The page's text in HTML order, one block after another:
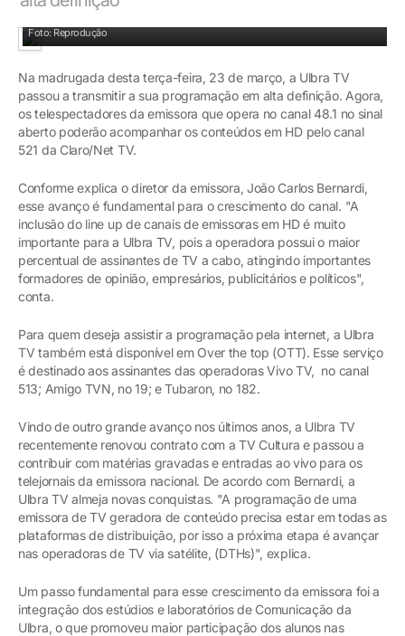
Foto: Reprodução
Na madrugada desta terça-feira, 23 de março, a Ulbra TV
passou a transmitir a sua programação em alta definição. Agora,
os telespectadores da emissora que opera no canal 48.1 no sinal
aberto poderão acompanhar os conteúdos em HD pelo canal
521 da Claro/Net TV.
Conforme explica o diretor da emissora, João Carlos Bernardi,
esse avanço é fundamental para o crescimento do canal. "A
inclusão do line up de canais de emissoras em HD é muito
importante para a Ulbra TV, pois a operadora possui o maior
percentual de assinantes de TV a cabo, atingindo importantes
formadores de opinião, empresários, publicitários e políticos",
conta.
Para quem deseja assistir a programação pela internet, a Ulbra
TV também está disponível em Over the top (OTT). Esse serviço
é destinado aos assinantes das operadoras Vivo TV, no canal
513; Amigo TVN, no 19; e Tubaron, no 182.
Vindo de outro grande avanço nos últimos anos, a Ulbra TV
recentemente renovou contrato com a TV Cultura e passou a
contribuir com matérias gravadas e entradas ao vivo para os
telejornais da emissora nacional. De acordo com Bernardi, a
Ulbra TV almeja novas conquistas. "A programação de uma
emissora de TV geradora de conteúdo precisa estar em todas as
plataformas de distribuição, por isso a próxima etapa é avançar
nas operadoras de TV via satélite, (DTHs)", explica.
Um passo fundamental para esse crescimento da emissora foi a
integração dos estúdios e laboratórios de Comunicação da
Ulbra, o que promoveu maior participação dos alunos nas